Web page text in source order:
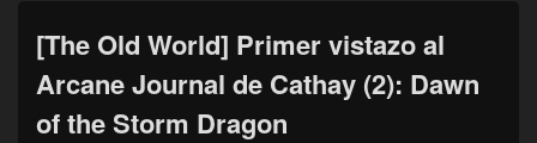
[The Old World] Primer vistazo al
Arcane Journal de Cathay (2): Dawn
of the Storm Dragon